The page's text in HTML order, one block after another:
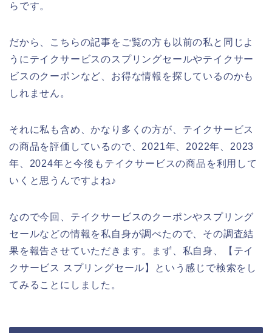
らです。
だから、こちらの記事をご覧の方も以前の私と同じよ
うにテイクサービスのスプリングセールやテイクサー
ビスのクーポンなど、お得な情報を探しているのかも
しれません。
それに私も含め、かなり多くの方が、テイクサービス
の商品を評価しているので、2021年、2022年、2023
年、2024年と今後もテイクサービスの商品を利用して
いくと思うんですよね♪
なので今回、テイクサービスのクーポンやスプリング
セールなどの情報を私自身が調べたので、その調査結
果を報告させていただきます。まず、私自身、【テイ
クサービス スプリングセール】という感じで検索をし
てみることにしました。